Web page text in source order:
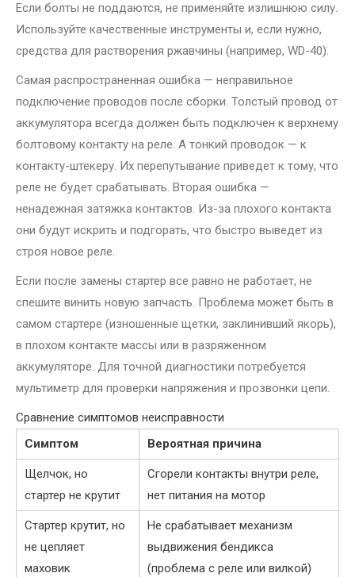
Если болты не поддаются, не применяйте излишнюю силу.
Используйте качественные инструменты и, если нужно,
средства для растворения ржавчины (например, WD-40).
Самая распространенная ошибка — неправильное
подключение проводов после сборки. Толстый провод от
аккумулятора всегда должен быть подключен к верхнему
болтовому контакту на реле. А тонкий проводок — к
контакту-штекеру. Их перепутывание приведет к тому, что
реле не будет срабатывать. Вторая ошибка —
ненадежная затяжка контактов. Из-за плохого контакта
они будут искрить и подгорать, что быстро выведет из
строя новое реле.
Если после замены стартер все равно не работает, не
спешите винить новую запчасть. Проблема может быть в
самом стартере (изношенные щетки, заклинивший якорь),
в плохом контакте массы или в разряженном
аккумуляторе. Для точной диагностики потребуется
мультиметр для проверки напряжения и прозвонки цепи.
Сравнение симптомов неисправности
Симптом
Вероятная причина
Щелчок, но
стартер не крутит
Сгорели контакты внутри реле,
нет питания на мотор
Стартер крутит, но
не цепляет
маховик
Не срабатывает механизм
выдвижения бендикса
(проблема с реле или вилкой)